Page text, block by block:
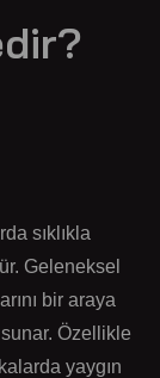
sıklıkla
Geleneksel
bir araya
Özellikle
yaygın